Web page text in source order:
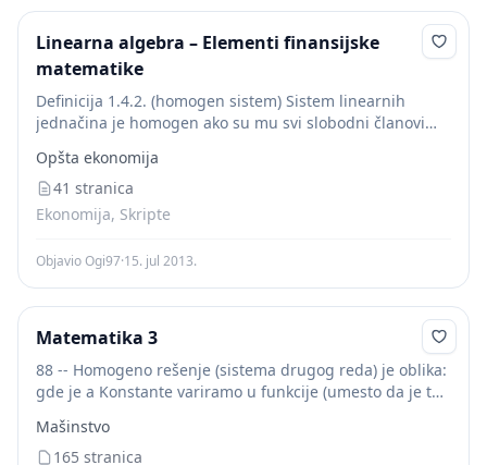
Linearna algebra – Elementi finansijske
matematike
Definicija 1.4.2. (homogen sistem) Sistem linearnih
jednačina je homogen ako su mu svi slobodni članovi
sistem linearnih jednačina: x+2y-z+4r=0 3x-y+6z-5r=0
Definicija...
Opšta ekonomija
41 stranica
Ekonomija, Skripte
Objavio Ogi97·15. jul 2013.
Matematika 3
88 -- Homogeno rešenje (sistema drugog reda) je oblika:
gde je a Konstante variramo u funkcije (umesto da je to
Izvode...
Mašinstvo
165 stranica